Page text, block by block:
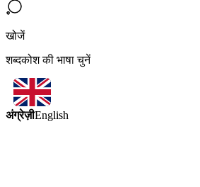
खोजें
शब्दकोश की भाषा चुनें
अंग्रेज़ीEnglish